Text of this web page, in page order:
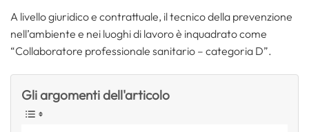
A livello giuridico e contrattuale, il tecnico della prevenzione
nell’ambiente e nei luoghi di lavoro è inquadrato come
“Collaboratore professionale sanitario – categoria D”.
Gli argomenti dell'articolo